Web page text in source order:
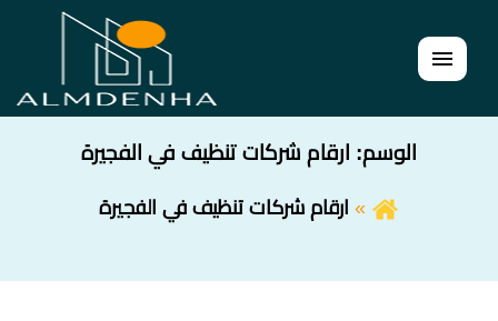
القائمة
الوسم: ارقام شركات تنظيف في الفجيرة
ارقام شركات تنظيف في الفجيرة